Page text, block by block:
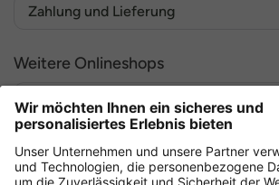
Zahlung und Lieferung
Weitere Onlineshops
Deutschland
Sicher einkaufen mit